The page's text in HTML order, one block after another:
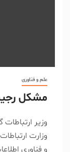
علم و فناوری
مشکل
وزیر
وزارت
و فناوری